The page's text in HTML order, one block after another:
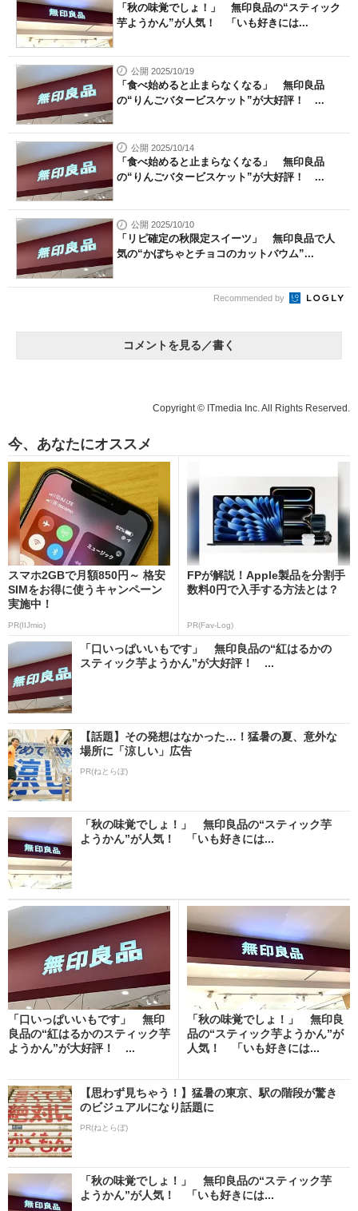
「秋の味覚でしょ！」 無印良品の“スティック
芋ようかん”が人気！ 「いも好きには...
公開 2025/10/19
「食べ始めると止まらなくなる」 無印良品
の“りんごバタービスケット”が大好評！ ...
公開 2025/10/14
「食べ始めると止まらなくなる」 無印良品
の“りんごバタービスケット”が大好評！ ...
公開 2025/10/10
「リピ確定の秋限定スイーツ」 無印良品で人
気の“かぼちゃとチョコのカットバウム”...
Recommended by
コメントを見る／書く
Copyright © ITmedia Inc. All Rights Reserved.
今、あなたにオススメ
スマホ2GBで月額850円～ 格安
SIMをお得に使うキャンペーン
実施中！
PR(IIJmio)
FPが解説！Apple製品を分割手
数料0円で入手する方法とは？
PR(Fav-Log)
「口いっぱいいもです」 無印良品の“紅はるかの
スティック芋ようかん”が大好評！ ...
【話題】その発想はなかった…！猛暑の夏、意外な
場所に「涼しい」広告
PR(ねとらぼ)
「秋の味覚でしょ！」 無印良品の“スティック芋
ようかん”が人気！ 「いも好きには...
「口いっぱいいもです」 無印
良品の“紅はるかのスティック芋
ようかん”が大好評！ ...
「秋の味覚でしょ！」 無印良
品の“スティック芋ようかん”が
人気！ 「いも好きには...
【思わず見ちゃう！】猛暑の東京、駅の階段が驚き
のビジュアルになり話題に
PR(ねとらぼ)
「秋の味覚でしょ！」 無印良品の“スティック芋
ようかん”が人気！ 「いも好きには...